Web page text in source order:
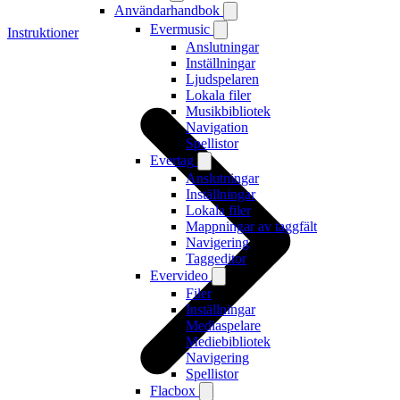
Användarhandbok
Evermusic
Anslutningar
Inställningar
Ljudspelaren
Lokala filer
Musikbibliotek
Navigation
Spellistor
Evertag
Anslutningar
Inställningar
Lokala filer
Mappningar av taggfält
Navigering
Taggeditor
Evervideo
Filer
Inställningar
Mediaspelare
Mediebibliotek
Navigering
Spellistor
Flacbox
Instruktioner